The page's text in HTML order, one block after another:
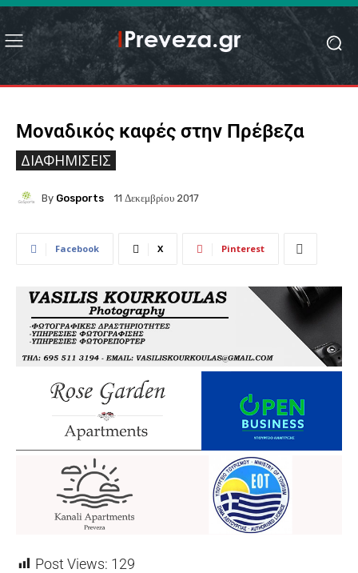
Μοναδικός καφές στην Πρέβεζα
ΔΙΑΦΗΜΊΣΕΙΣ
By Gosports 11 Δεκεμβρίου 2017
Facebook X Pinterest
Post Views: 129